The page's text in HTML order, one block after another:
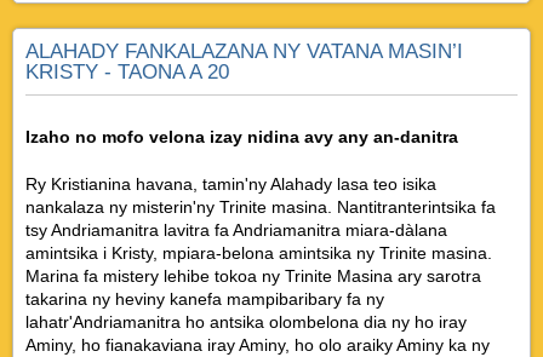
ALAHADY FANKALAZANA NY VATANA MASIN’I
KRISTY - TAONA A 20
Izaho no mofo velona izay nidina avy any an-danitra
Ry Kristianina havana, tamin'ny Alahady lasa teo isika
nankalaza ny misterin'ny Trinite masina. Nantitranterintsika fa
tsy Andriamanitra lavitra fa Andriamanitra miara-dàlana
amintsika i Kristy, mpiara-belona amintsika ny Trinite masina.
Marina fa mistery lehibe tokoa ny Trinite Masina ary sarotra
takarina ny heviny kanefa mampibaribary fa ny
lahatr'Andriamanitra ho antsika olombelona dia ny ho iray
Aminy, ho fianakaviana iray Aminy, ho olo araiky Aminy ka ny